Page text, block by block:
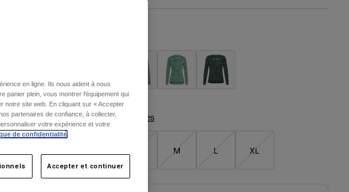
Tableau des tailles
M L XL
en ligne. Ils nous aident à nous
panier plein, vous montrer l'équipement qui
notre site web. En cliquant sur « Accepter
partenaires de confiance, à collecter,
votre expérience et votre
de confidentialité.
Accepter et continuer